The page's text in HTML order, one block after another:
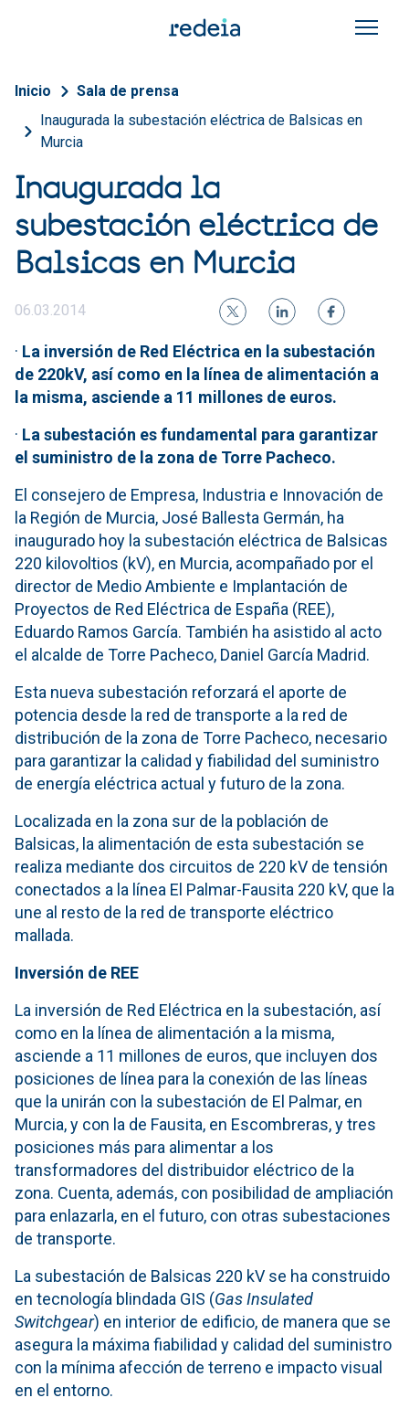
Sobrescribir enlaces de
Inicio
Sala de prensa
Inaugurada la subestación eléctrica de Balsicas en
Murcia
Inaugurada la
subestación eléctrica de
Balsicas en Murcia
06.03.2014
· La inversión de Red Eléctrica en la subestación
de 220kV, así como en la línea de alimentación a
la misma, asciende a 11 millones de euros.
· La subestación es fundamental para garantizar
el suministro de la zona de Torre Pacheco.
El consejero de Empresa, Industria e Innovación de
la Región de Murcia, José Ballesta Germán, ha
inaugurado hoy la subestación eléctrica de Balsicas
220 kilovoltios (kV), en Murcia, acompañado por el
director de Medio Ambiente e Implantación de
Proyectos de Red Eléctrica de España (REE),
Eduardo Ramos García. También ha asistido al acto
el alcalde de Torre Pacheco, Daniel García Madrid.
Esta nueva subestación reforzará el aporte de
potencia desde la red de transporte a la red de
distribución de la zona de Torre Pacheco, necesario
para garantizar la calidad y fiabilidad del suministro
de energía eléctrica actual y futuro de la zona.
Localizada en la zona sur de la población de
Balsicas, la alimentación de esta subestación se
realiza mediante dos circuitos de 220 kV de tensión
conectados a la línea El Palmar-Fausita 220 kV, que la
une al resto de la red de transporte eléctrico
mallada.
Inversión de REE
La inversión de Red Eléctrica en la subestación, así
como en la línea de alimentación a la misma,
asciende a 11 millones de euros, que incluyen dos
posiciones de línea para la conexión de las líneas
que la unirán con la subestación de El Palmar, en
Murcia, y con la de Fausita, en Escombreras, y tres
posiciones más para alimentar a los
transformadores del distribuidor eléctrico de la
zona. Cuenta, además, con posibilidad de ampliación
para enlazarla, en el futuro, con otras subestaciones
de transporte.
La subestación de Balsicas 220 kV se ha construido
en tecnología blindada GIS (Gas Insulated
Switchgear) en interior de edificio, de manera que se
asegura la máxima fiabilidad y calidad del suministro
con la mínima afección de terreno e impacto visual
en el entorno.